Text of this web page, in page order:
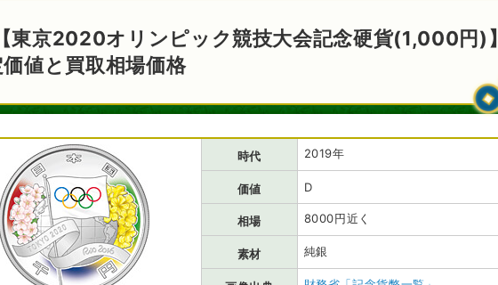
京2020オリンピック競技大会記念硬貨(1,000円)】
値と買取相場価格
時代 2019年
価値 D
相場 8000円近く
素材 純銀